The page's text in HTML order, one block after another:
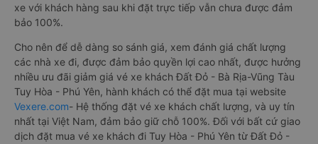
xe với khách hàng sau khi đặt trực tiếp vẫn chưa được đảm
bảo 100%.
Cho nên để dễ dàng so sánh giá, xem đánh giá chất lượng
các nhà xe đi, được đảm bảo quyền lợi cao nhất, được hưởng
nhiều ưu đãi giảm giá vé xe khách Đất Đỏ - Bà Rịa-Vũng Tàu
Tuy Hòa - Phú Yên, hành khách có thể đặt mua tại website
Vexere.com- Hệ thống đặt vé xe khách chất lượng, và uy tín
nhất tại Việt Nam, đảm bảo giữ chỗ 100%. Đối với bất cứ giao
dịch đặt mua vé xe khách đi Tuy Hòa - Phú Yên từ Đất Đỏ -